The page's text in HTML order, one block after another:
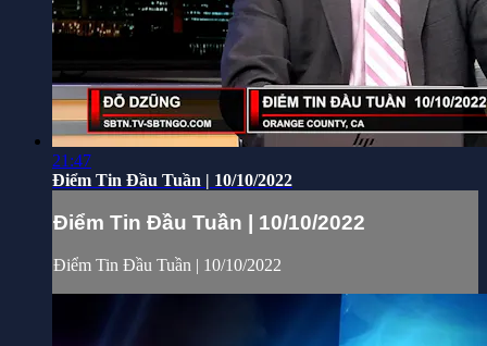
21:47
Điểm Tin Đầu Tuần | 10/10/2022
Điểm Tin Đầu Tuần | 10/10/2022
Điểm Tin Đầu Tuần | 10/10/2022